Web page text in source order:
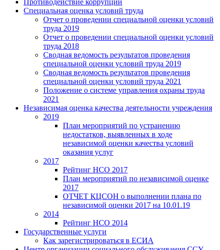
Специальная оценка условий труда
Отчет о проведении специальной оценки условий
труда 2019
Отчет о проведении специальной оценки условий
труда 2018
Сводная ведомость результатов проведения
специальной оценки условий труда 2019
Сводная ведомость результатов проведения
специальной оценки условий труда 2021
Положение о системе управления охраны труда
2021
Независимая оценка качества деятельности учреждения
2019
План мероприятий по устранению
недостатков, выявленных в ходе
независимой оценки качества условий
оказания услуг
2017
Рейтинг НСО 2017
План мероприятий по независимой оценке
2017
ОТЧЕТ КЦСОН о выполнении плана по
независимой оценки 2017 на 10.01.19
2014
Рейтинг НСО 2014
Государственные услуги
Как зарегистрироваться в ЕСИА